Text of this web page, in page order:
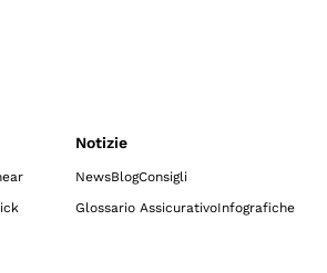
Notizie
NewsBlogConsigli
Glossario AssicurativoInfografiche